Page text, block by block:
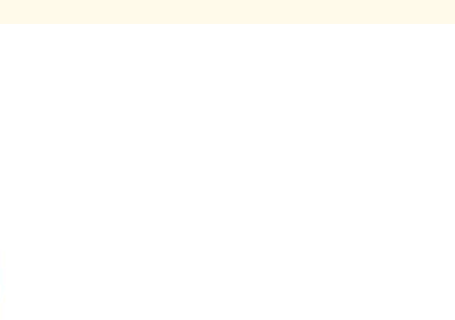
der honningen hentes fra enkle
og streng kvalitetskontroll. Birøkt
for et stort antall bønder i landet.